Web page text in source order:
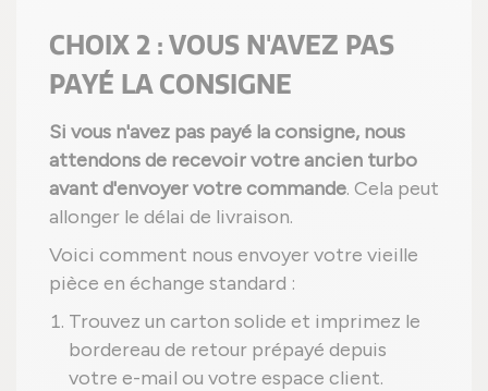
CHOIX 2 : VOUS N'AVEZ PAS
PAYÉ LA CONSIGNE
Si vous n'avez pas payé la consigne, nous
attendons de recevoir votre ancien turbo
avant d'envoyer votre commande. Cela peut
allonger le délai de livraison.
Voici comment nous envoyer votre vieille
pièce en échange standard :
Trouvez un carton solide et imprimez le
bordereau de retour prépayé depuis
votre e-mail ou votre espace client.